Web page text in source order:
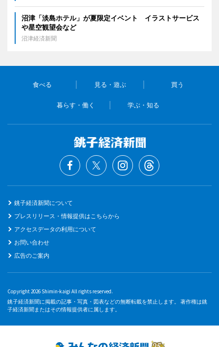
沼津「淡島ホテル」が夏限定イベント イラストサービス
や星空観望会など
沼津経済新聞
食べる 見る・遊ぶ 買う
暮らす・働く 学ぶ・知る
銚子経済新聞について
プレスリリース・情報提供はこちらから
アクセスデータの利用について
お問い合わせ
広告のご案内
Copyright 2026 Shimin-kaigi All rights reserved.
銚子経済新聞に掲載の記事・写真・図表などの無断転載を禁止します。 著作権は銚
子経済新聞またはその情報提供者に属します。